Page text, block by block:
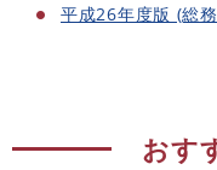
平成26年度版 (総
おす